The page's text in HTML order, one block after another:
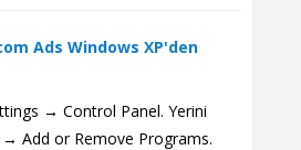
Ads Windows XP'den
→ Control Panel. Yerini
→ Add or Remove Programs.